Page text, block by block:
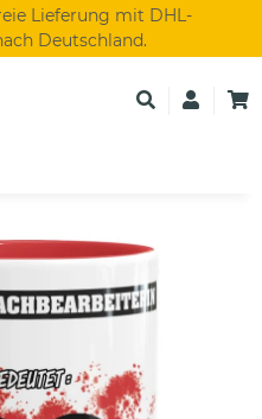
Lieferung mit DHL-
Deutschland.